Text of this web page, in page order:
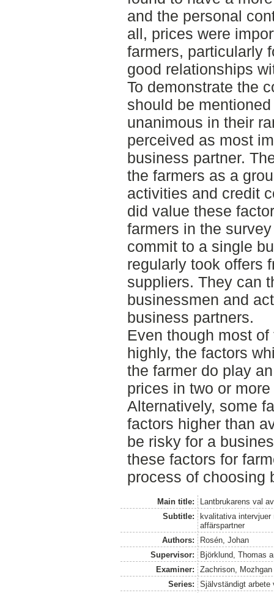
and the personal
all, prices were
farmers, particularly
good relationships
To demonstrate the
should be
unanimous in their
perceived as most
business partner.
the farmers as a
activities and credit
did value these
farmers in the
commit to a single
regularly took offers
suppliers. They can
businessmen and
business partners.
Even though most
highly, the factors
the farmer do play
prices in two or
Alternatively, some
factors higher than
be risky for a
these factors for
process of choosing
Main title:
Lantbrukarens val
Subtitle:
kvalitativa intervjuer
affärspartner
Authors:
Rosén, Johan
Supervisor:
Björklund, Thomas
Examiner:
Zachrison, Mozhgan
Series:
Självständigt arbete